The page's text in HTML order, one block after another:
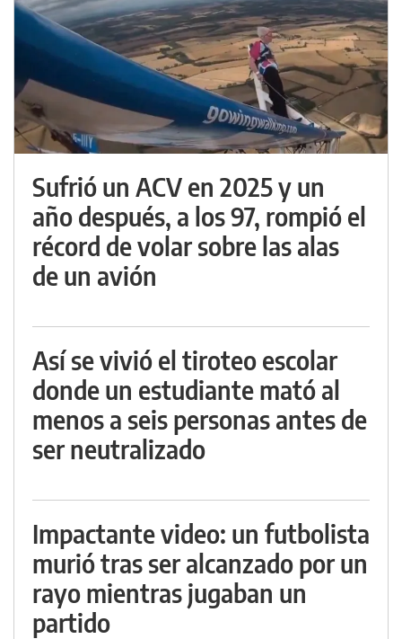
Sufrió un ACV en 2025 y un
año después, a los 97, rompió el
récord de volar sobre las alas
de un avión
Así se vivió el tiroteo escolar
donde un estudiante mató al
menos a seis personas antes de
ser neutralizado
Impactante video: un futbolista
murió tras ser alcanzado por un
rayo mientras jugaban un
partido